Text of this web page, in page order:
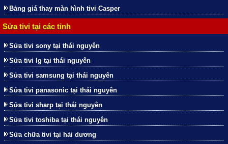
Bảng giá thay màn hình tivi Casper
Sửa tivi tại các tỉnh
Sửa tivi sony tại thái nguyên
Sửa tivi lg tại thái nguyên
Sửa tivi samsung tại thái nguyên
Sửa tivi panasonic tại thái nguyên
Sửa tivi sharp tại thái nguyên
Sửa tivi toshiba tại thái nguyên
Sửa chữa tivi tại hải dương